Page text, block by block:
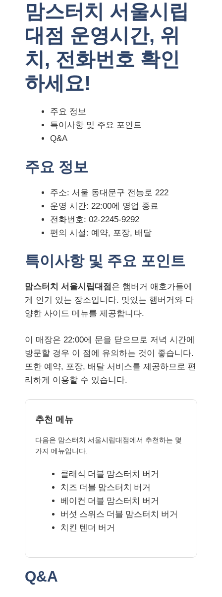
맘스터치 서울시립
대점 운영시간, 위
치, 전화번호 확인
하세요!
주요 정보
특이사항 및 주요 포인트
Q&A
주요 정보
주소: 서울 동대문구 전농로 222
운영 시간: 22:00에 영업 종료
전화번호: 02-2245-9292
편의 시설: 예약, 포장, 배달
특이사항 및 주요 포인트
맘스터치 서울시립대점 은 햄버거 애호가들에
게 인기 있는 장소입니다. 맛있는 햄버거와 다
양한 사이드 메뉴를 제공합니다.
이 매장은 22:00에 문을 닫으므로 저녁 시간에
방문할 경우 이 점에 유의하는 것이 좋습니다.
또한 예약, 포장, 배달 서비스를 제공하므로 편
리하게 이용할 수 있습니다.
추천 메뉴
다음은 맘스터치 서울시립대점에서 추천하는 몇
가지 메뉴입니다.
클래식 더블 맘스터치 버거
치즈 더블 맘스터치 버거
베이컨 더블 맘스터치 버거
버섯 스위스 더블 맘스터치 버거
치킨 텐더 버거
Q&A